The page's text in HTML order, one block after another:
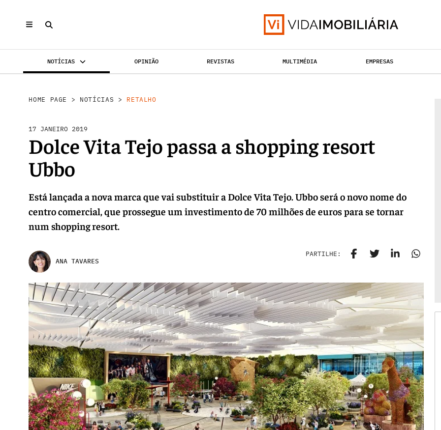
NOTÍCIAS OPINIÃO REVISTAS MULTIMÉDIA EMPRESAS
HOME PAGE > NOTÍCIAS > RETALHO
17 JANEIRO 2019
Dolce Vita Tejo passa a shopping resort
Ubbo
Está lançada a nova marca que vai substituir a Dolce Vita Tejo. Ubbo será o novo nome do
centro comercial, que prossegue um investimento de 70 milhões de euros para se tornar
num shopping resort.
ANA TAVARES
PARTILHE: